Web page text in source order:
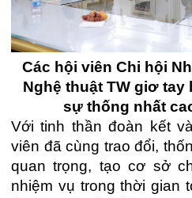
Các hội viên Chi hội
Nghệ thuật TW giơ tay
sự thống nhất
Với tinh thần đoàn kết
viên đã cùng trao đổi,
quan trọng, tạo cơ sở
nhiệm vụ trong thời gian